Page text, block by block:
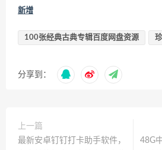
新增
100张经典古典专辑百度网盘资源
分享到：
上一篇
最新安卓钉钉打卡助手软件，
48G